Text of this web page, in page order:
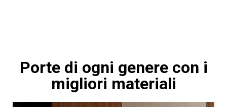
Porte di ogni genere con i
migliori materiali